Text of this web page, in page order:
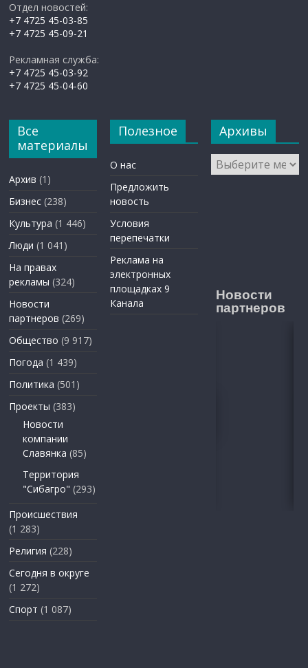
Отдел новостей:
+7 4725 45-03-85
+7 4725 45-09-21
Рекламная служба:
+7 4725 45-03-92
+7 4725 45-04-60
Все
материалы
Архив (1)
Бизнес (238)
Культура (1 446)
Люди (1 041)
На правах
рекламы (324)
Новости
партнеров (269)
Общество (9 917)
Погода (1 439)
Политика (501)
Проекты (383)
Новости
компании
Славянка (85)
Территория
"Сибагро" (293)
Происшествия
(1 283)
Религия (228)
Сегодня в округе
(1 272)
Спорт (1 087)
Полезное
О нас
Предложить
новость
Условия
перепечатки
Реклама на
электронных
площадках 9
Канала
Архивы
Архивы
Новости
партнеров